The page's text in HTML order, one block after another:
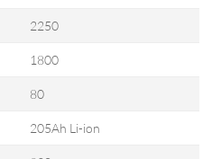
2250
1800
80
205Ah Li-ion